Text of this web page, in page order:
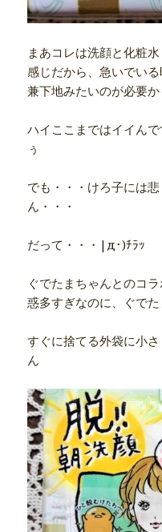
まあコレは洗顔と化粧
感じだから、急いでい
兼下地みたいのが必要
ハイここまではイイん
ぅ
でも・・・けろ子には
ん・・・
だって・・・|д･)ﾁﾗｯ
ぐでたまちゃんとのコ
惑多すぎなのに、ぐで
すぐに捨てる外袋に小
ん